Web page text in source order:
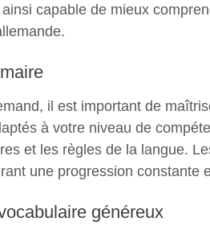
capable de mieux
il est important de
à votre niveau de
et les règles de la langue.
une progression constante
généreux